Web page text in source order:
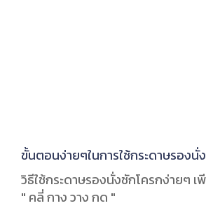
ขั้นตอนง่ายๆในการใช้กระดาษรองนั่
วิธีใช้กระดาษรองนั่งชักโครกง่ายๆ
" คลี่ กาง วาง กด "